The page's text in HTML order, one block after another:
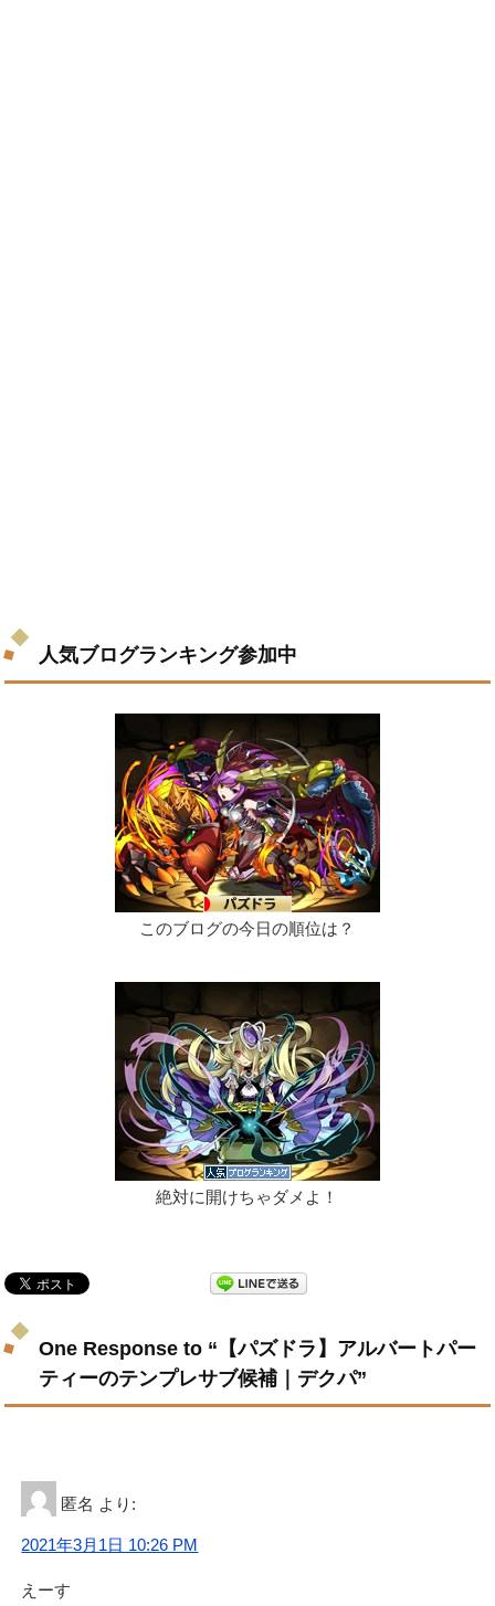
人気ブログランキング参加中
このブログの今日の順位は？
絶対に開けちゃダメよ！
One Response to “【パズドラ】アルバートパー
ティーのテンプレサブ候補｜デクパ”
匿名 より:
2021年3月1日 10:26 PM
えーす